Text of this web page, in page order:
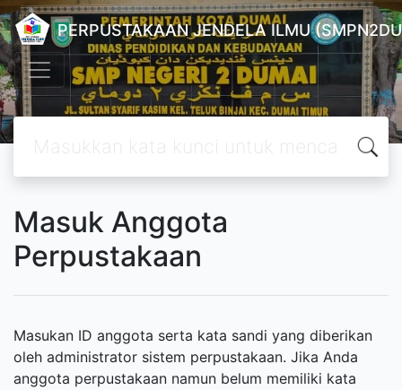
PERPUSTAKAAN JENDELA ILMU
Masuk Anggota
Perpustakaan
Masukan ID anggota serta kata sandi yang diberikan
oleh administrator sistem perpustakaan. Jika Anda
anggota perpustakaan namun belum memiliki kata